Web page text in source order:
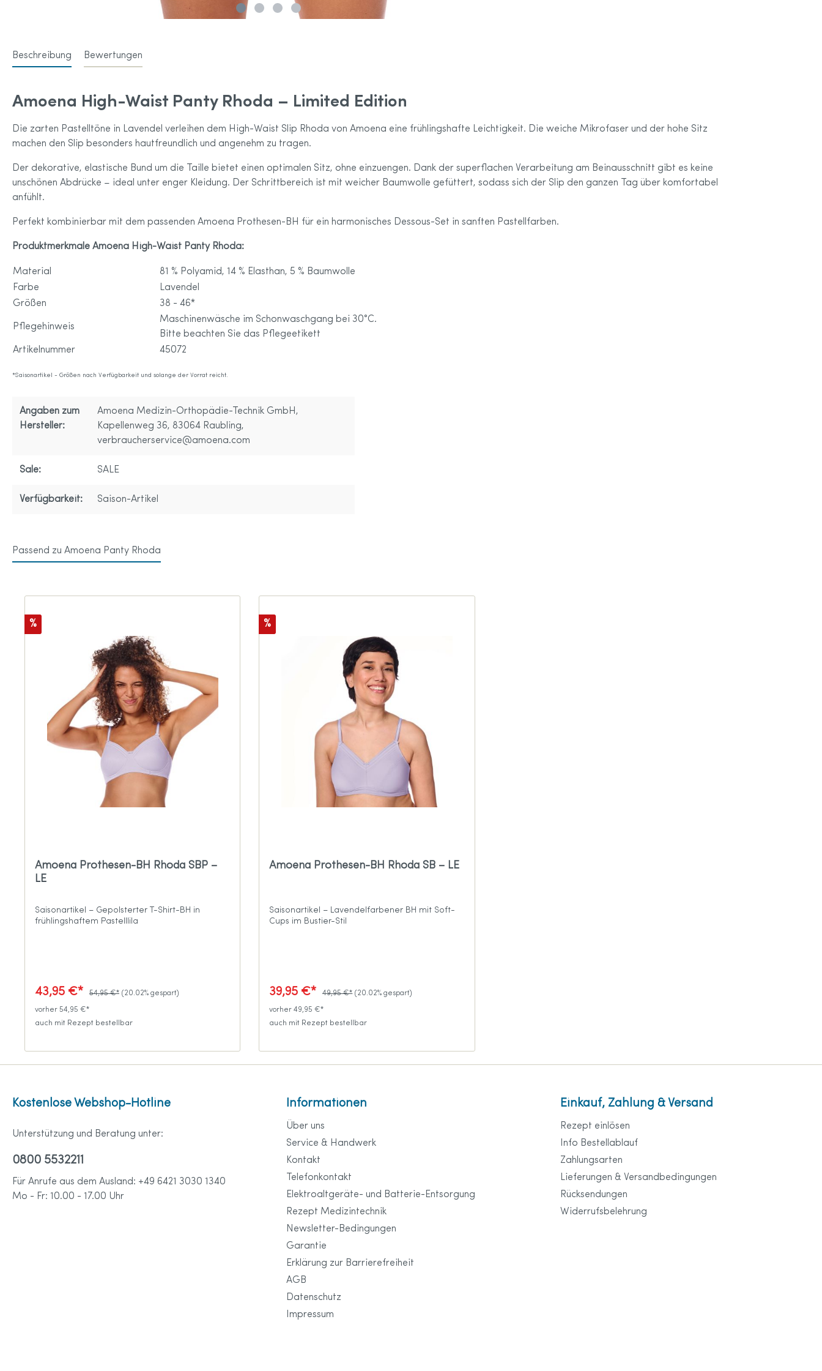
Amoena Home & Leisure Wear für
Accessoires
Anita Sport-Kollektion
Beschreibung Bewertungen
Amoena High-Waist Panty Rhoda – Limited Edition
Die zarten Pastelltöne in Lavendel verleihen dem High-Waist Slip Rhoda von Amoena eine frühlingshafte Leichtigkeit. Die weiche Mikrofaser und der hohe Sitz
machen den Slip besonders hautfreundlich und angenehm zu tragen.
Der dekorative, elastische Bund um die Taille bietet einen optimalen Sitz, ohne einzuengen. Dank der superflachen Verarbeitung am Beinausschnitt gibt es keine
unschönen Abdrücke – ideal unter enger Kleidung. Der Schrittbereich ist mit weicher Baumwolle gefüttert, sodass sich der Slip den ganzen Tag über komfortabel
anfühlt.
Perfekt kombinierbar mit dem passenden Amoena Prothesen-BH für ein harmonisches Dessous-Set in sanften Pastellfarben.
Produktmerkmale Amoena High-Waist Panty Rhoda:
Material
81 % Polyamid, 14 % Elasthan, 5 % Baumwolle
Farbe
Lavendel
Größen
38 - 46*
Pflegehinweis
Maschinenwäsche im Schonwaschgang bei 30°C.
Bitte beachten Sie das Pflegeetikett
Artikelnummer
45072
*Saisonartikel - Größen nach Verfügbarkeit und solange der Vorrat reicht.
Angaben zum
Hersteller:
Amoena Medizin-Orthopädie-Technik GmbH,
Kapellenweg 36, 83064 Raubling,
verbraucherservice@amoena.com
Sale: SALE
Verfügbarkeit: Saison-Artikel
Passend zu Amoena Panty Rhoda
%
Amoena Prothesen-BH Rhoda SBP –
LE
Saisonartikel – Gepolsterter T-Shirt-BH in
frühlingshaftem Pastelllila
43,95 €* 54,95 €* (20.02% gespart)
vorher 54,95 €*
auch mit Rezept bestellbar
%
Amoena Prothesen-BH Rhoda SB – LE
Saisonartikel – Lavendelfarbener BH mit Soft-
Cups im Bustier-Stil
39,95 €* 49,95 €* (20.02% gespart)
vorher 49,95 €*
auch mit Rezept bestellbar
Kostenlose Webshop-Hotline
Unterstützung und Beratung unter:
0800 5532211
Für Anrufe aus dem Ausland: +49 6421 3030 1340
Mo - Fr: 10.00 - 17.00 Uhr
Informationen
Über uns
Service & Handwerk
Kontakt
Telefonkontakt
Elektroaltgeräte- und Batterie-Entsorgung
Rezept Medizintechnik
Newsletter-Bedingungen
Garantie
Erklärung zur Barrierefreiheit
AGB
Datenschutz
Impressum
Einkauf, Zahlung & Versand
Rezept einlösen
Info Bestellablauf
Zahlungsarten
Lieferungen & Versandbedingungen
Rücksendungen
Widerrufsbelehrung